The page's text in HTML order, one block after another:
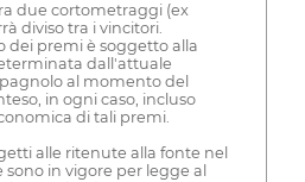
due cortometraggi (ex
diviso tra i vincitori.
dei premi è soggetto alla
dall'attuale
al momento del
in ogni caso, incluso
di tali premi.
alle ritenute alla fonte nel
sono in vigore per legge al